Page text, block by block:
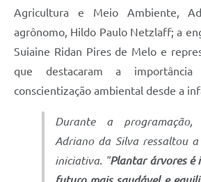
Agricultura e Meio Ambiente,
agrônomo, Hildo Paulo Netzlaff; a
Suiaine Ridan Pires de Melo e
que destacaram a
conscientização ambiental desde a
Durante a
Adriano da Silva ressaltou
iniciativa. "Plantar árvores é